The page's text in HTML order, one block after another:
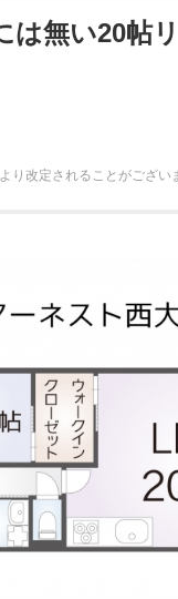
は無い20帖
り改定されることがござい